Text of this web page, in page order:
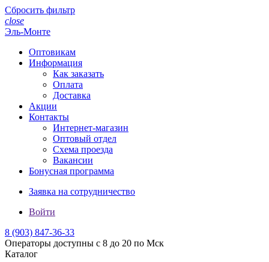
Сбросить фильтр
close
Эль-Монте
Оптовикам
Информация
Как заказать
Оплата
Доставка
Акции
Контакты
Интернет-магазин
Оптовый отдел
Схема проезда
Вакансии
Бонусная программа
Заявка на сотрудничество
Войти
8 (903) 847-36-33
Операторы доступны с 8 до 20 по Мск
Каталог